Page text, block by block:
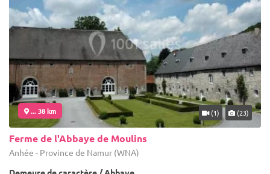
... 38 km (1) (23)
Ferme de l'Abbaye de Moulins
Anhée - Province de Namur (WNA)